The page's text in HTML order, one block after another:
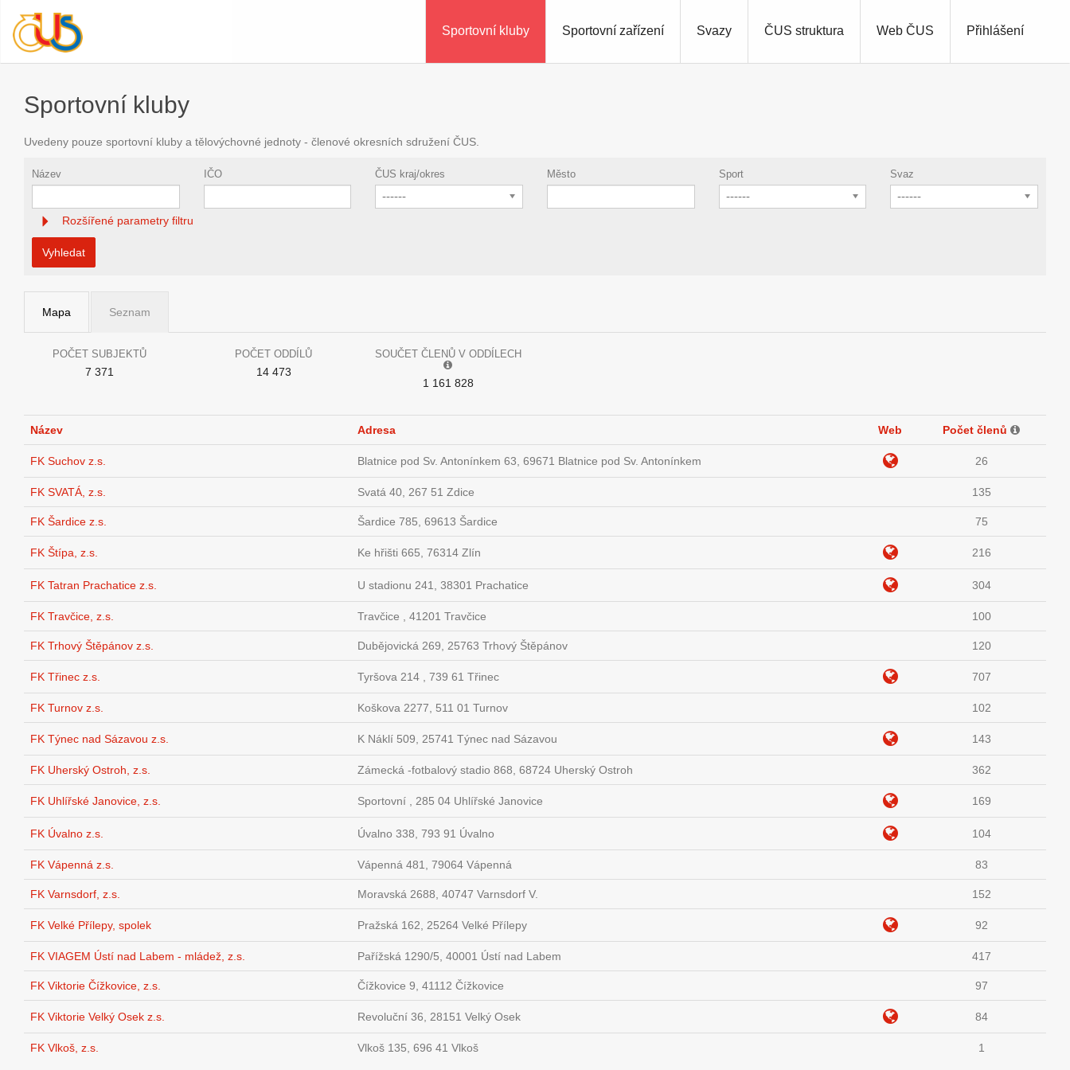
Přihlášení
Sportovní kluby Sportovní zařízení Svazy ČUS struktura Web ČUS
Sportovní kluby
Uvedeny pouze sportovní kluby a tělovýchovné jednoty - členové okresních sdružení ČUS.
Název IČO ČUS kraj/okres
------
Město Sport
------
Svaz
------
Rozšířené parametry filtru
Vyhledat
Mapa Seznam
POČET SUBJEKTŮ
7 371
POČET ODDÍLŮ
14 473
SOUČET ČLENŮ V ODDÍLECH
1 161 828
Název Adresa Web Počet členů
FK Suchov z.s. Blatnice pod Sv. Antonínkem 63, 69671 Blatnice pod Sv. Antonínkem 26
FK SVATÁ, z.s. Svatá 40, 267 51 Zdice 135
FK Šardice z.s. Šardice 785, 69613 Šardice 75
FK Štípa, z.s. Ke hřišti 665, 76314 Zlín 216
FK Tatran Prachatice z.s. U stadionu 241, 38301 Prachatice 304
FK Travčice, z.s. Travčice , 41201 Travčice 100
FK Trhový Štěpánov z.s. Dubějovická 269, 25763 Trhový Štěpánov 120
FK Třinec z.s. Tyršova 214 , 739 61 Třinec 707
FK Turnov z.s. Koškova 2277, 511 01 Turnov 102
FK Týnec nad Sázavou z.s. K Náklí 509, 25741 Týnec nad Sázavou 143
FK Uherský Ostroh, z.s. Zámecká -fotbalový stadio 868, 68724 Uherský Ostroh 362
FK Uhlířské Janovice, z.s. Sportovní , 285 04 Uhlířské Janovice 169
FK Úvalno z.s. Úvalno 338, 793 91 Úvalno 104
FK Vápenná z.s. Vápenná 481, 79064 Vápenná 83
FK Varnsdorf, z.s. Moravská 2688, 40747 Varnsdorf V. 152
FK Velké Přílepy, spolek Pražská 162, 25264 Velké Přílepy 92
FK VIAGEM Ústí nad Labem - mládež, z.s. Pařížská 1290/5, 40001 Ústí nad Labem 417
FK Viktorie Čížkovice, z.s. Čížkovice 9, 41112 Čížkovice 97
FK Viktorie Velký Osek z.s. Revoluční 36, 28151 Velký Osek 84
FK Vlkoš, z.s. Vlkoš 135, 696 41 Vlkoš 1